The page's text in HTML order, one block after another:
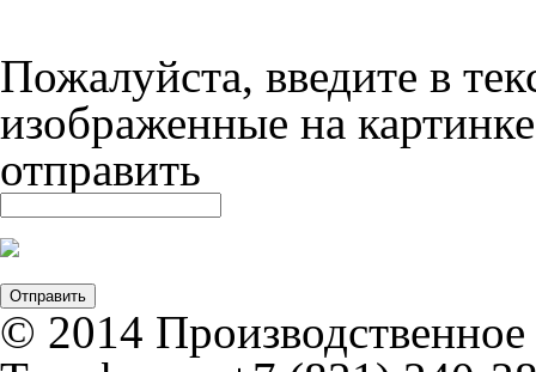
Пожалуйста, введите в
изображенные на
отправить
© 2014